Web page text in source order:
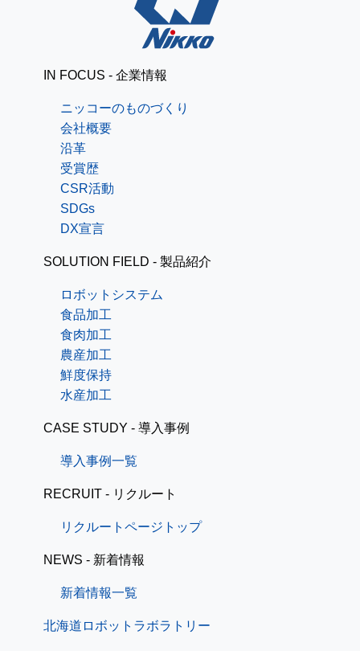
IN FOCUS - 企業情報
ニッコーのものづくり
会社概要
沿革
受賞歴
CSR活動
SDGs
DX宣言
SOLUTION FIELD - 製品紹介
ロボットシステム
食品加工
食肉加工
農産加工
鮮度保持
水産加工
CASE STUDY - 導入事例
導入事例一覧
RECRUIT - リクルート
リクルートページトップ
NEWS - 新着情報
新着情報一覧
北海道ロボットラボラトリー